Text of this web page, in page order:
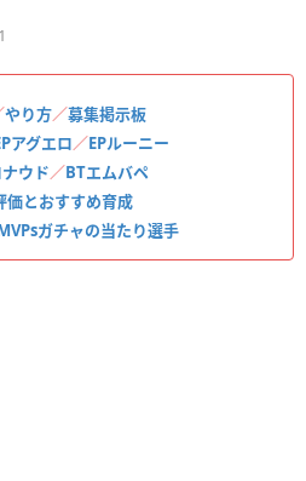
やり方／募集掲示板
アグエロ／EPルーニー
ウド／BTエムバペ
価とおすすめ育成
ガチャの当たり選手